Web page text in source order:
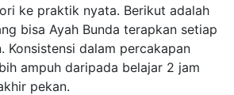
ke praktik nyata. Berikut adalah
bisa Ayah Bunda terapkan setiap
Konsistensi dalam percakapan
ampuh daripada belajar 2 jam
pekan.